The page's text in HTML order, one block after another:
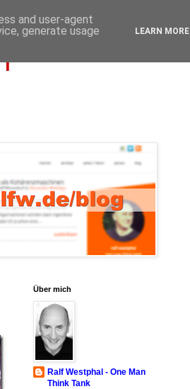
Über mich
Ralf Westphal - One Man
Think Tank
and user-agent
generate usage
LEARN MORE